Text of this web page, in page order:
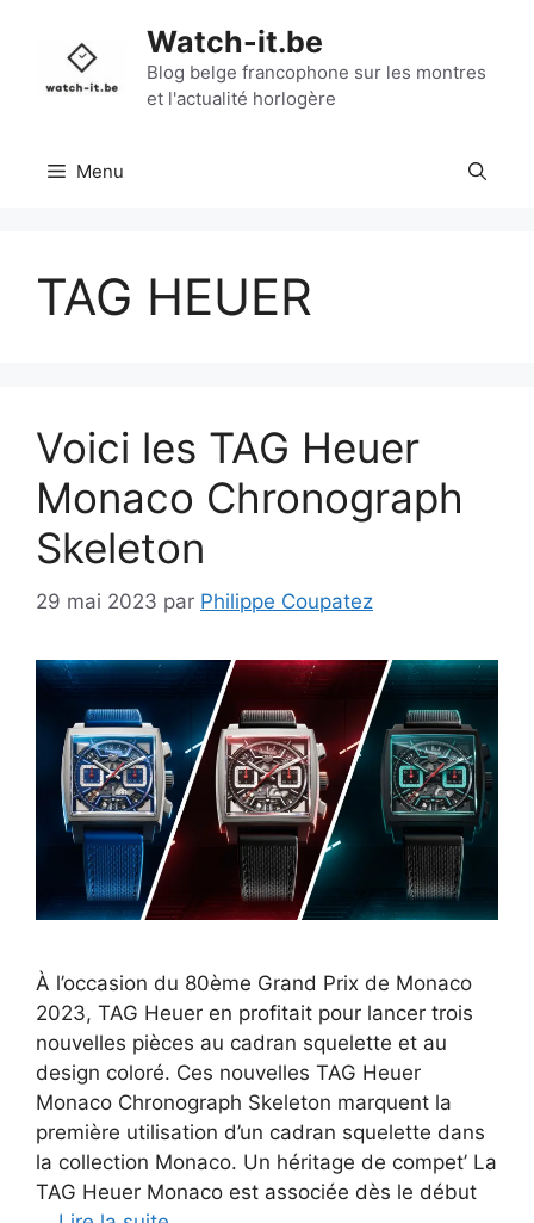
contenu
Watch-it.be
Blog belge francophone sur les montres
et l'actualité horlogère
Menu
TAG HEUER
Voici les TAG Heuer
Monaco Chronograph
Skeleton
29 mai 2023 par Philippe Coupatez
À l’occasion du 80ème Grand Prix de Monaco
2023, TAG Heuer en profitait pour lancer trois
nouvelles pièces au cadran squelette et au
design coloré. Ces nouvelles TAG Heuer
Monaco Chronograph Skeleton marquent la
première utilisation d’un cadran squelette dans
la collection Monaco. Un héritage de compet’ La
TAG Heuer Monaco est associée dès le début